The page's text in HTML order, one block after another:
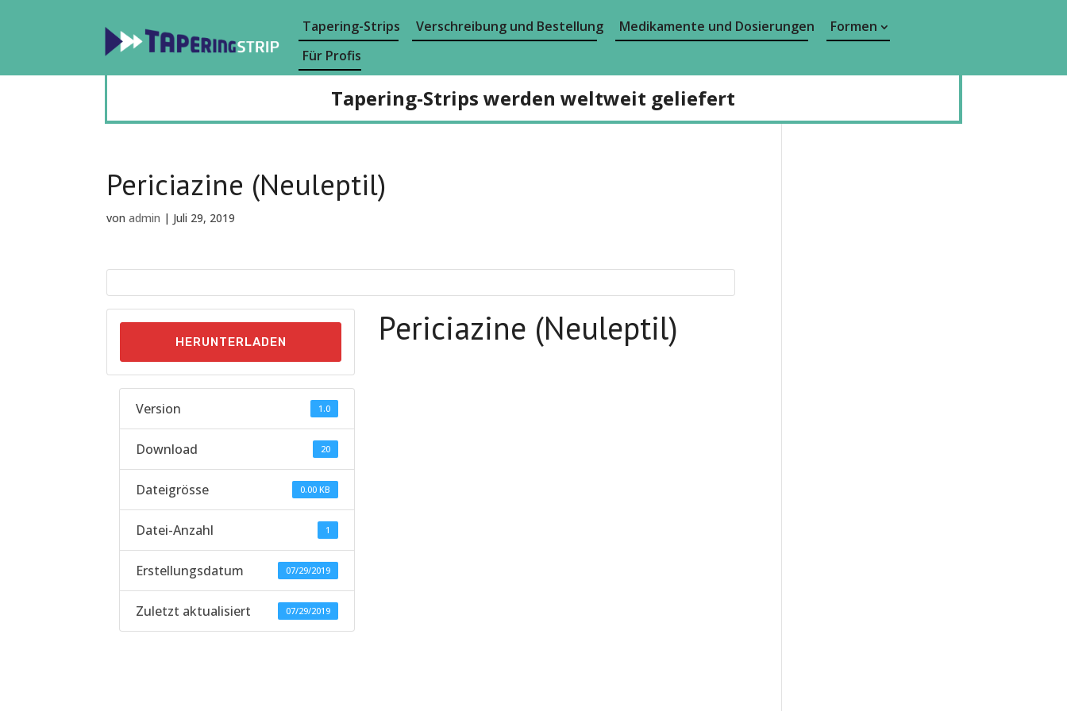
Tapering-Strips Verschreibung und Bestellung Medikamente und Dosierungen
Formen
Für Profis
Tapering-Strips werden weltweit geliefert
Periciazine (Neuleptil)
vonadmin | Juli 29, 2019
HERUNTERLADEN
Version 1.0
Download 20
Dateigrösse 0.00 KB
Datei-Anzahl 1
Erstellungsdatum 07/29/2019
Zuletzt aktualisiert 07/29/2019
Periciazine (Neuleptil)